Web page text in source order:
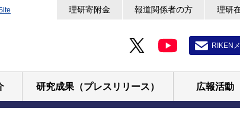
理研寄附金 報道関係者の方 理研
RIKEN
研究成果（プレスリリース） 広報活動